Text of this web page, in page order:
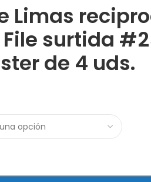
Limas
File surtida
de 4 uds.